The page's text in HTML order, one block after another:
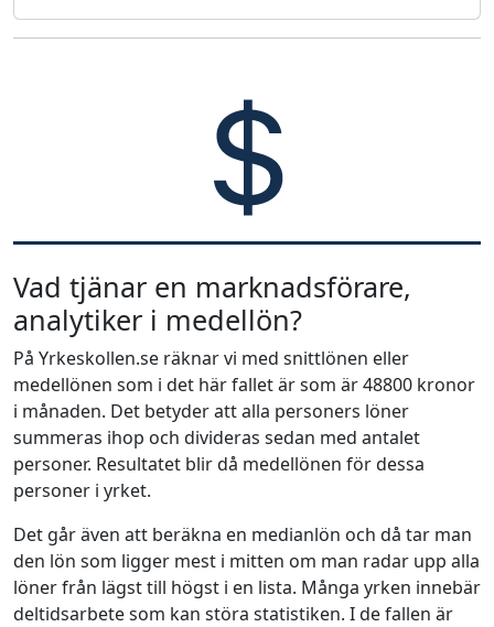
Vad tjänar en marknadsförare,
analytiker i medellön?
På Yrkeskollen.se räknar vi med snittlönen eller
medellönen som i det här fallet är som är 48800 kronor
i månaden. Det betyder att alla personers löner
summeras ihop och divideras sedan med antalet
personer. Resultatet blir då medellönen för dessa
personer i yrket.
Det går även att beräkna en medianlön och då tar man
den lön som ligger mest i mitten om man radar upp alla
löner från lägst till högst i en lista. Många yrken innebär
deltidsarbete som kan störa statistiken. I de fallen är